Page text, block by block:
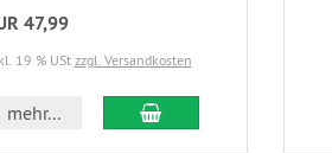
47,99
19 % USt zzgl. Versandkosten
mehr...